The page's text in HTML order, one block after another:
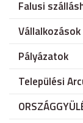
Falusi
Vállalkozások
Pályázatok
Települési